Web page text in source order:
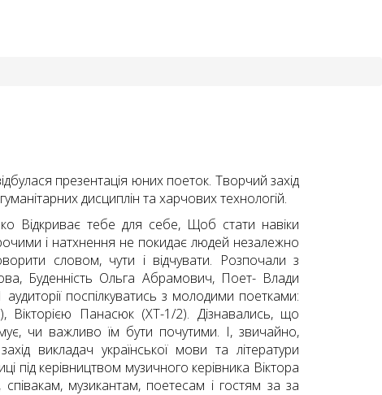
презентація юних поеток. Творчий захід
дисциплін та харчових технологій.
Відкриває тебе для себе, Щоб стати навіки
і натхнення не покидає людей незалежно
словом, чути і відчувати. Розпочали з
Буденність Ольга Абрамович, Поет- Влади
поспілкуватись з молодими поетками:
Панасюк (ХТ-1/2). Дізнавались, що
чи важливо їм бути почутими. І, звичайно,
викладач української мови та літератури
під керівництвом музичного керівника Віктора
музикантам, поетесам і гостям за за